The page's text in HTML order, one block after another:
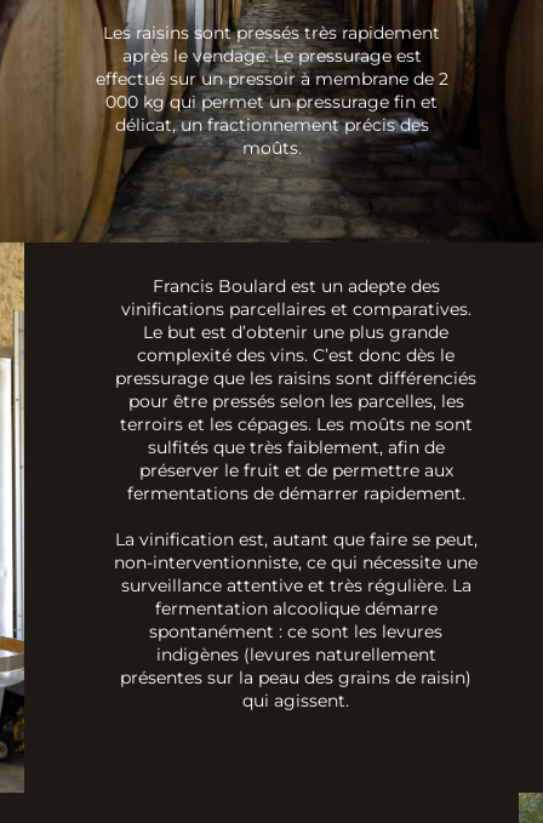
Les raisins sont pressés très rapidement
après le vendage. Le pressurage est
effectué sur un pressoir à membrane de 2
000 kg qui permet un pressurage fin et
délicat, un fractionnement précis des
moûts.
Francis Boulard est un adepte des
vinifications parcellaires et comparatives.
Le but est d’obtenir une plus grande
complexité des vins. C’est donc dès le
pressurage que les raisins sont différenciés
pour être pressés selon les parcelles, les
terroirs et les cépages. Les moûts ne sont
sulfités que très faiblement, afin de
préserver le fruit et de permettre aux
fermentations de démarrer rapidement.
La vinification est, autant que faire se peut,
non-interventionniste, ce qui nécessite une
surveillance attentive et très régulière. La
fermentation alcoolique démarre
spontanément : ce sont les levures
indigènes (levures naturellement
présentes sur la peau des grains de raisin)
qui agissent.